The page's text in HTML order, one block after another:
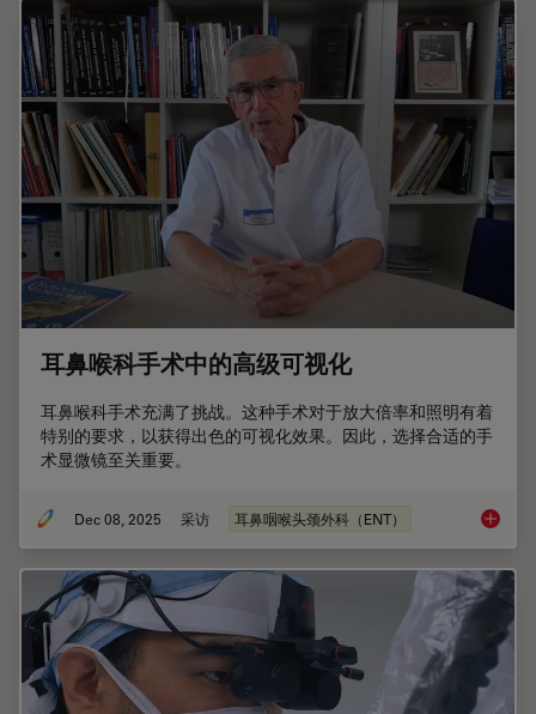
耳鼻喉科手术中的高级可视化
耳鼻喉科手术充满了挑战。这种手术对于放大倍率和照明有着
特别的要求，以获得出色的可视化效果。因此，选择合适的手
术显微镜至关重要。
Dec 08, 2025 采访 耳鼻咽喉头颈外科（ENT） 耳鼻喉